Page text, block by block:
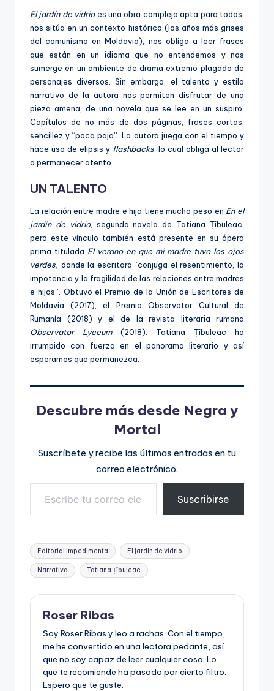
El jardín de vidrioes una obra compleja apta para todos:
nos sitúa en un contexto histórico (los años más grises
del comunismo en Moldavia), nos obliga a leer frases
que están en un idioma que no entendemos y nos
sumerge en un ambiente de drama extremo plagado de
personajes diversos. Sin embargo, el talento y estilo
narrativo de la autora nos permiten disfrutar de una
pieza amena, de una novela que se lee en un suspiro.
Capítulos de no más de dos páginas, frases cortas,
sencillez y “poca paja”. La autora juega con el tiempo y
hace uso de elipsis y flashbacks , lo cual obliga al lector
a permanecer atento.
UN TALENTO
La relación entre madre e hija tiene mucho peso en En el
jardín de vidrio, segunda novela de Tatiana Țîbuleac,
pero este vínculo también está presente en su ópera
prima titulada El verano en que mi madre tuvo los ojos
verdes, donde la escritora “conjuga el resentimiento, la
impotencia y la fragilidad de las relaciones entre madres
e hijos”. Obtuvo el Premio de la Unión de Escritores de
Moldavia (2017), el Premio Observator Cultural de
Rumanía (2018) y el de la revista literaria rumana
Observator Lyceum(2018). Tatiana Țîbuleac ha
irrumpido con fuerza en el panorama literario y así
esperamos que permanezca.
Descubre más desde Negra y
Mortal
Suscríbete y recibe las últimas entradas en tu
correo electrónico.
Escribe tu correo electrónico…
Suscribirse
Etiquetas:
Editorial Impedimenta El jardín de vidrio
Narrativa Tatiana Țîbuleac
Roser Ribas
Soy Roser Ribas y leo a rachas. Con el tiempo,
me he convertido en una lectora pedante, así
que no soy capaz de leer cualquier cosa. Lo
que te recomiende ha pasado por cierto filtro.
Espero que te guste.